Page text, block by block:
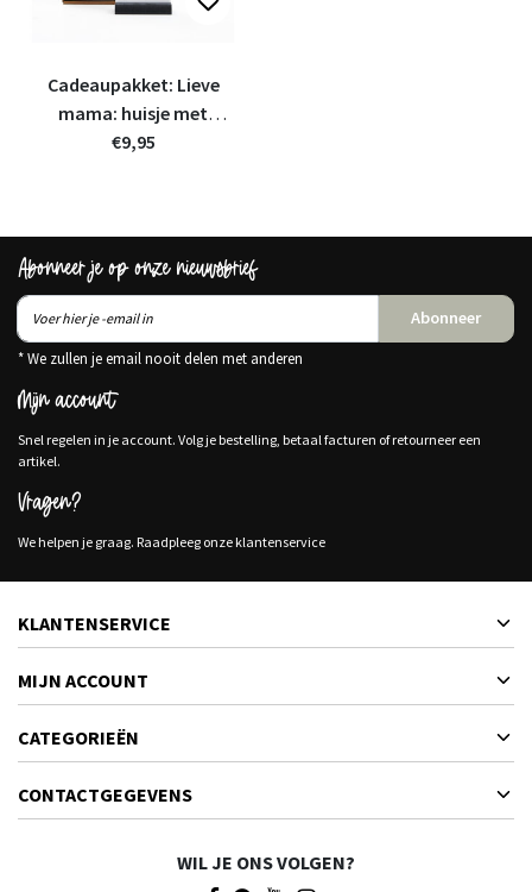
Cadeaupakket: Lieve
mama: huisje met
gedicht voor de
€9,95
Abonneer je op onze nieuwsbrief
Abonneer
* We zullen je email nooit delen met anderen
Mijn account
Snel regelen in je account. Volg je bestelling, betaal facturen of retourneer een
artikel.
Vragen?
We helpen je graag. Raadpleeg onze klantenservice
KLANTENSERVICE
MIJN ACCOUNT
CATEGORIEËN
CONTACTGEGEVENS
WIL JE ONS VOLGEN?